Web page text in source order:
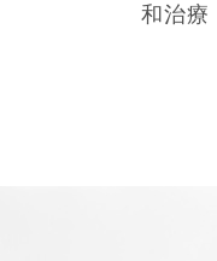
和治療